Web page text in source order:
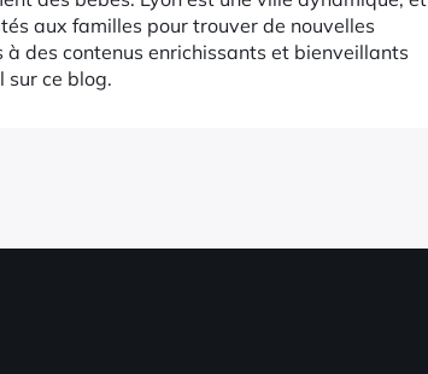
aux familles pour trouver de nouvelles
des contenus enrichissants et bienveillants
sur ce blog.